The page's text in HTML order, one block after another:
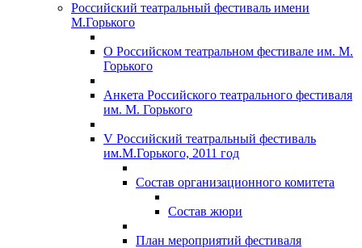
Российский театральный фестиваль имени
М.Горького
О Российском театральном фестивале им. М.
Горького
Анкета Российского театрального фестиваля
им. М. Горького
V Российский театральный фестиваль
им.М.Горького, 2011 год
Состав организационного комитета
Состав жюри
План мероприятий фестиваля